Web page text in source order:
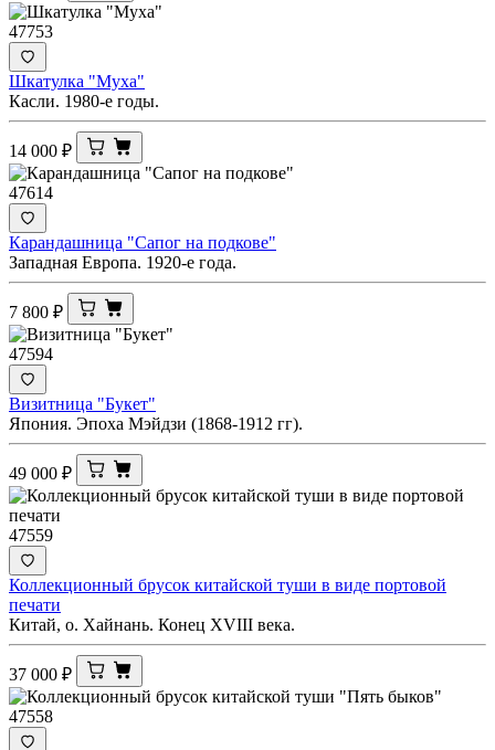
47753
Шкатулка "Муха"
Касли. 1980-е годы.
14 000 ₽
47614
Карандашница "Сапог на подкове"
Западная Европа. 1920-е года.
7 800 ₽
47594
Визитница "Букет"
Япония. Эпоха Мэйдзи (1868-1912 гг).
49 000 ₽
47559
Коллекционный брусок китайской туши в виде портовой
печати
Китай, о. Хайнань. Конец XVIII века.
37 000 ₽
47558